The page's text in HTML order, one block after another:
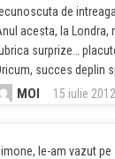
de
acesta, la
surprize…
succes deplin
MOI 15 iulie
le-am vazut